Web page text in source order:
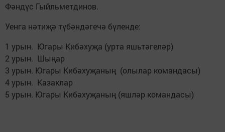
Фәндүс Гыйльметдинов.
Уенга нәтиҗә түбәндәгечә бүленде:
1 урын. Югары Кибәхуҗа (урта яшьтәгеләр)
2 урын. Шыңар
3 урын. Югары Кибәхуҗаның (олылар командасы)
4 урын. Казаклар
5 урын. Югары Кибәхуҗаның (яшләр командасы)